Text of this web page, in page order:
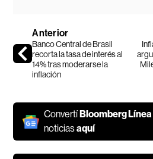
Anterior
Banco Central de Brasil
recorta la tasa de interés al
14% tras moderarse la
inflación
Convertí Bloomberg Línea
noticiasaquí